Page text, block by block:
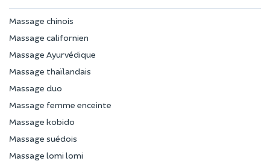
Massage chinois
Massage californien
Massage Ayurvédique
Massage thaïlandais
Massage duo
Massage femme enceinte
Massage kobido
Massage suédois
Massage lomi lomi